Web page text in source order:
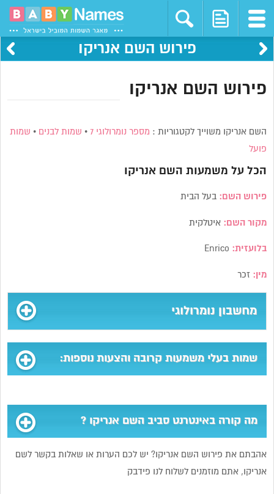
פירוש השם אנריקו
פירוש השם אנריקו
השם אנריקו משוייך לקטגוריות : מספר נומרולוגי 7 • שמות לבנים • שמות
פועל
הכל על משמעות השם אנריקו
פירוש השם: בעל הבית
מקור השם: איטלקית
בלועזית:
מין: זכר
מחשבון נומרולוגי
שמות בעלי משמעות קרובה והצעות נוספות:
מה קורה באינטרנט סביב השם אנריקו ?
אהבתם את פירוש השם אנריקו? יש לכם הערות או שאלות בקשר לשם
אנריקו, אתם מוזמנים לשלוח לנו פידבק